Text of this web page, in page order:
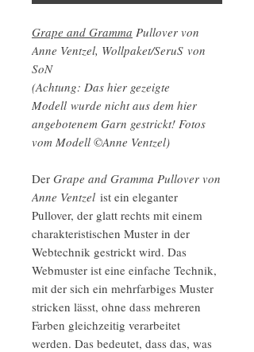
Grape and Gramma Pullover von
Anne Ventzel, Wollpaket/SeruS von
SoN
(Achtung: Das hier gezeigte
Modell wurde nicht aus dem hier
angebotenem Garn gestrickt! Fotos
vom Modell ©Anne Ventzel)
Der Grape and Gramma Pullover von
Anne Ventzel ist ein eleganter
Pullover, der glatt rechts mit einem
charakteristischen Muster in der
Webtechnik gestrickt wird. Das
Webmuster ist eine einfache Technik,
mit der sich ein mehrfarbiges Muster
stricken lässt, ohne dass mehreren
Farben gleichzeitig verarbeitet
werden. Das bedeutet, dass das, was